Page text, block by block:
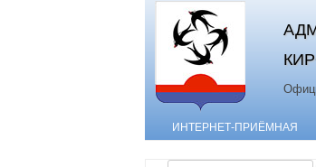
ИНТЕРНЕТ-ПРИЁМНАЯ